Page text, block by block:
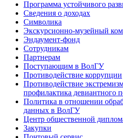
Программа устойчивого
Сведения о доходах
Символика
Экскурсионно-музейный
Эндаумент-фонд
Сотрудникам
Партнерам
Поступающим в ВолГУ
Противодействие коррупции
Противодействие
профилактика девиантного
Политика в отношении
данных в ВолГУ
Центр общественной
Закупки